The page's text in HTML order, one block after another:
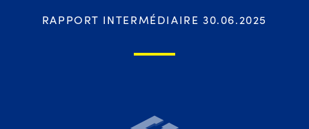
RAPPORT INTERMÉDIAIRE 30.06.2025